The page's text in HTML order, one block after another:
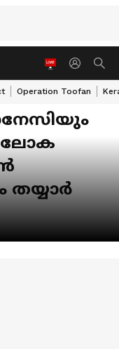
Operation Toofan
ലോക